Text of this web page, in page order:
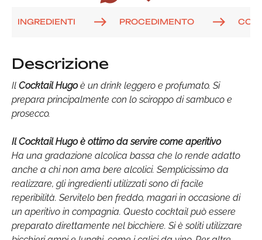
INGREDIENTI PROCEDIMENTO
Descrizione
Il Cocktail Hugoè un drink leggero e profumato. Si
prepara principalmente con lo sciroppo di sambuco e
prosecco.
Il Cocktail Hugo è ottimo da servire come aperitivo
Ha una gradazione alcolica bassa che lo rende adatto
anche a chi non ama bere alcolici. Semplicissimo da
realizzare, gli ingredienti utilizzati sono di facile
reperibilità. Servitelo ben freddo, magari in occasione di
un aperitivo in compagnia. Questo cocktail può essere
preparato direttamente nel bicchiere. Si è soliti utilizzare